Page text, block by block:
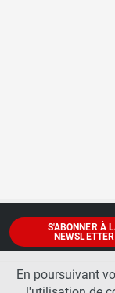
S'ABONNER À
NEWSLETTER
En poursuivant